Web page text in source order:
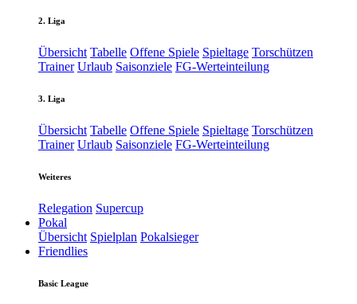
2. Liga
Übersicht Tabelle Offene Spiele Spieltage Torschützen
Trainer Urlaub Saisonziele FG-Werteinteilung
3. Liga
Übersicht Tabelle Offene Spiele Spieltage Torschützen
Trainer Urlaub Saisonziele FG-Werteinteilung
Weiteres
Relegation Supercup
Pokal
Übersicht Spielplan Pokalsieger
Friendlies
Basic League